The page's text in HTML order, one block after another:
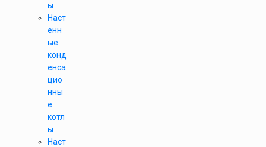
ы
Наст
енн
ые
конд
енса
цио
нны
е
котл
ы
Наст